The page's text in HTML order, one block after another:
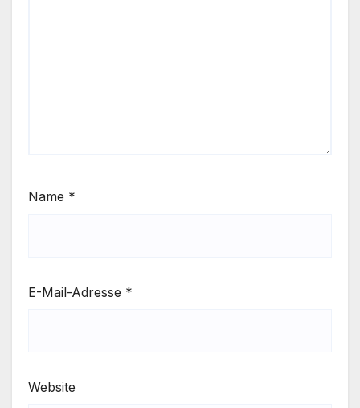
Name *
E-Mail-Adresse *
Website